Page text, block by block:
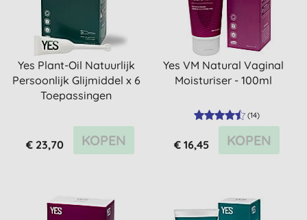
Yes Plant-Oil Natuurlijk
Persoonlijk Glijmiddel x 6
Toepassingen
€ 23,70 KOPEN
Yes VM Natural Vaginal
Moisturiser - 100ml
(14)
€ 16,45 KOPEN